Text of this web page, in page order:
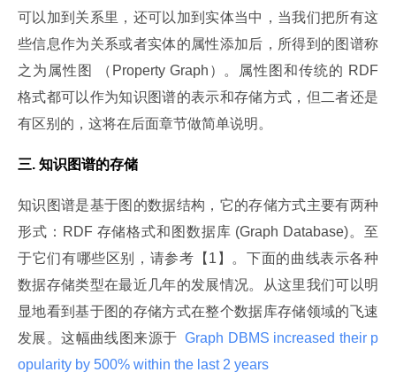
可以加到关系里，还可以加到实体当中，当我们把所有这
些信息作为关系或者实体的属性添加后，所得到的图谱称
之为属性图 （Property Graph）。属性图和传统的 RDF
格式都可以作为知识图谱的表示和存储方式，但二者还是
有区别的，这将在后面章节做简单说明。
三. 知识图谱的存储
知识图谱是基于图的数据结构，它的存储方式主要有两种
形式：RDF 存储格式和图数据库 (Graph Database)。至
于它们有哪些区别，请参考【1】。下面的曲线表示各种
数据存储类型在最近几年的发展情况。从这里我们可以明
显地看到基于图的存储方式在整个数据库存储领域的飞速
发展。这幅曲线图来源于 Graph DBMS increased their p
opularity by 500% within the last 2 years